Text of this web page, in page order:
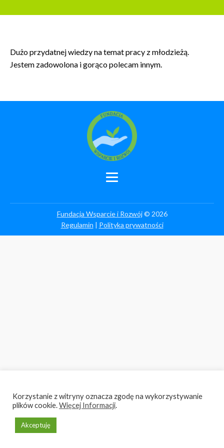
Dużo przydatnej wiedzy na temat pracy z młodzieżą.
Jestem zadowolona i gorąco polecam innym.
Fundacja Wsparcie i Rozwój© 2026
Regulamin | Polityka prywatności
Korzystanie z witryny oznacza zgodę na wykorzystywanie
plików cookie.Więcej Informacji.
Akceptuję